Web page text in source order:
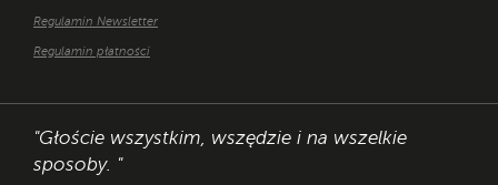
Regulamin Newsletter
Regulamin płatności
"Głoście wszystkim, wszędzie i na wszelkie
sposoby. "